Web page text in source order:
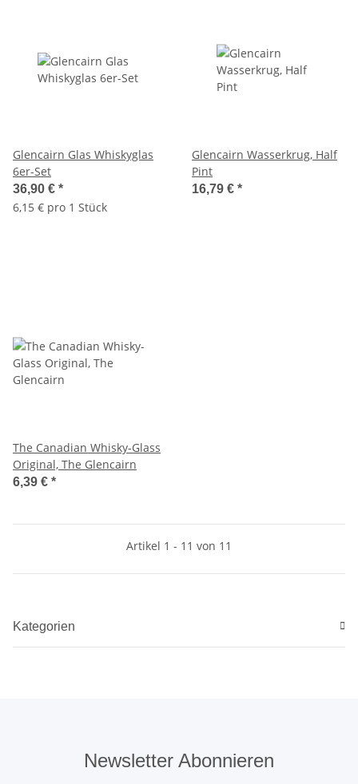
Glencairn Glas Whiskyglas
6er-Set
36,90 € *
6,15 € pro 1 Stück
Glencairn Wasserkrug, Half
Pint
16,79 € *
The Canadian Whisky-Glass
Original, The Glencairn
6,39 € *
Artikel 1 - 11 von 11
Kategorien
Newsletter Abonnieren